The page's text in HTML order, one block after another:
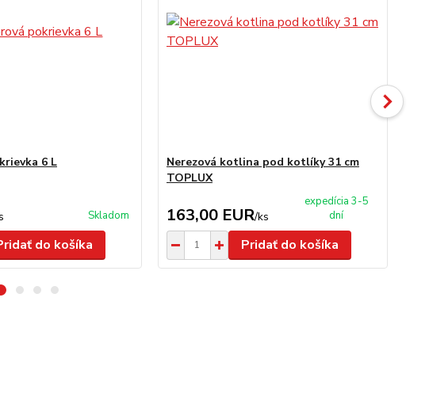
6 L
Skladom
do košíka
Nerezová kotlina pod kotlíky 31 cm
TOPLUX
163,00 EUR/ks
expedícia 3-5
dní
Pridať do košíka